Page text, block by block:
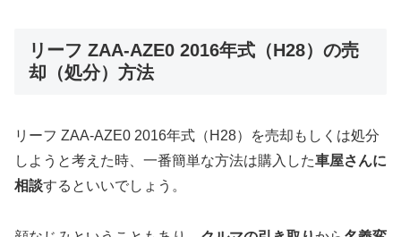
リーフ ZAA-AZE0 2016年式（H28）の売
却（処分）方法
リーフ ZAA-AZE0 2016年式（H28）を売却もしくは処分
しようと考えた時、一番簡単な方法は購入した車屋さんに
相談するといいでしょう。